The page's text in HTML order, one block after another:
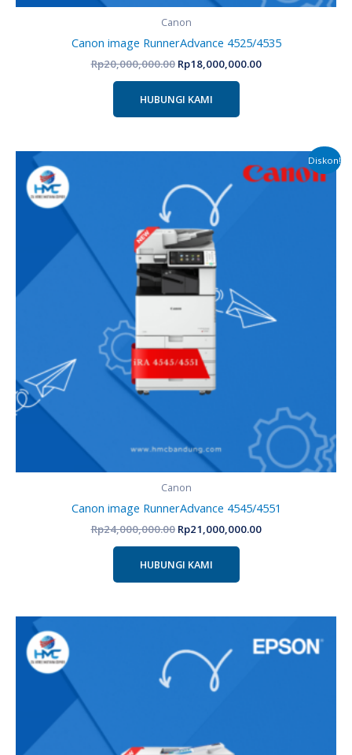
Canon
Canon image RunnerAdvance 4525/4535
Rp20,000,000.00 Rp18,000,000.00
HUBUNGI KAMI
Diskon!
Canon
Canon image RunnerAdvance 4545/4551
Rp24,000,000.00
adalah:
Rp24,000,000.00.
Rp21,000,000.00
saat
ini
HUBUNGI KAMI